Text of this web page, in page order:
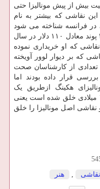
بیش از پیش مونالیزا حتی
نقاشی که بیشتر به نام
در فرانسه شناخته می شود
در سال ۱۹۵۳ توسط هکینگ به قیمت ۳ پوند معادل ۱۱۰ دلار در سال
نقاشی که او خریداری نموده
که بر دیوار لوور آویخته
از کارشناسان صحت
قرار داده بودند اما
هکینگ ازطریق یک
نقاش ناشناخته ایتالیایی در حوالی ۱۶۰۰ میلادی خلق شده است یعنی
نقاشی اصل مونالیزا را خلق
نقاشی , هنر